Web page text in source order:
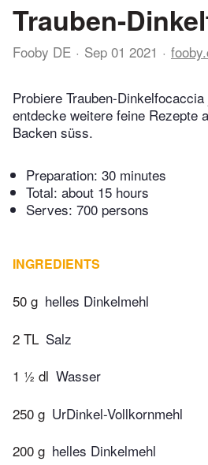
Trauben-
Fooby DE Sep 01 2021
Probiere Trauben-
entdecke weitere feine Rezepte
Backen süss.
Preparation: 30 minutes
Total: about 15 hours
Serves: 700 persons
INGREDIENTS
50 g helles Dinkelmehl
2 TL Salz
1 ½ dl Wasser
250 g UrDinkel-Vollkornmehl
200 g helles Dinkelmehl